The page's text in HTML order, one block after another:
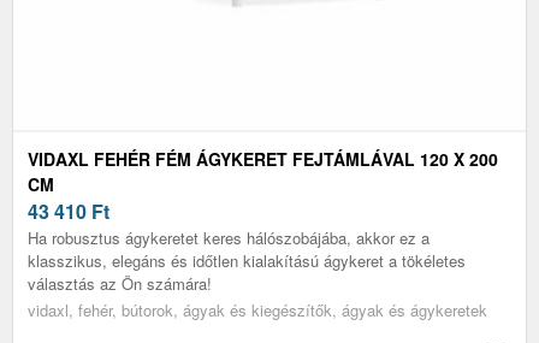
VIDAXL FEHÉR FÉM ÁGYKERET FEJTÁMLÁVAL 120 X 200
CM
43 410 Ft
Ha robusztus ágykeretet keres hálószobájába, akkor ez a
klasszikus, elegáns és időtlen kialakítású ágykeret a tökéletes
választás az Ön számára!
vidaxl, fehér, bútorok, ágyak és kiegészítők, ágyak és ágykeretek